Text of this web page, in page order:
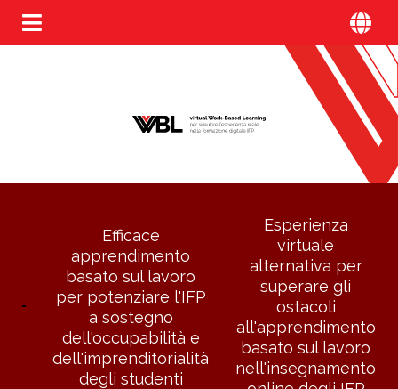
Efficace
apprendimento
basato sul lavoro
per potenziare l'IFP
a sostegno
dell'occupabilità e
dell'imprenditorialità
degli studenti
Esperienza
virtuale
alternativa per
superare gli
ostacoli
all'apprendimento
basato sul lavoro
nell'insegnamento